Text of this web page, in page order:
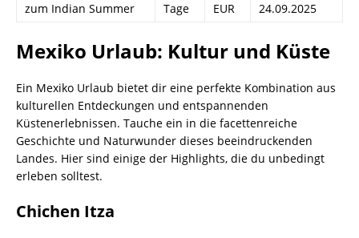
zum Indian Summer
Tage
EUR
24.09.2025
Mexiko Urlaub: Kultur und Küste
Ein Mexiko Urlaub bietet dir eine perfekte Kombination aus
kulturellen Entdeckungen und entspannenden
Küstenerlebnissen. Tauche ein in die facettenreiche
Geschichte und Naturwunder dieses beeindruckenden
Landes. Hier sind einige der Highlights, die du unbedingt
erleben solltest.
Chichen Itza